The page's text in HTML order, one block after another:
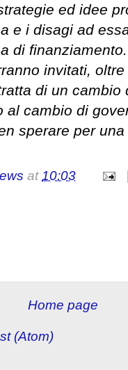
ed idee
e i disagi ad
di
invitati,
di un
al cambio di
sperare per
at10:03
Home page
(Atom)